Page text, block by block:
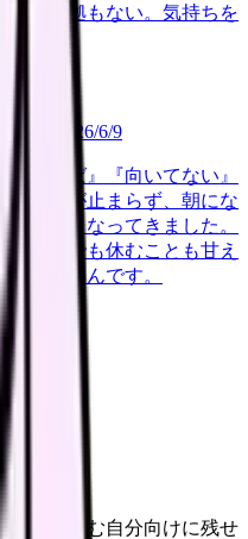
まる根拠もない。気持ちを
2026/6/9
めれば』『向いてない』
くと涙が止まらず、朝にな
らなくなってきました。
す。でも休むことも甘え
らないんです。
あとで読む自分向けに残せ